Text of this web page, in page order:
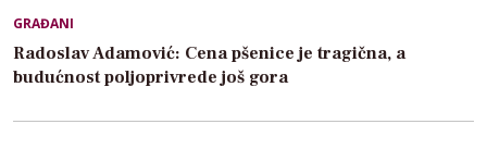
GRAĐANI
Radoslav Adamović: Cena pšenice je tragična, a
budućnost poljoprivrede još gora